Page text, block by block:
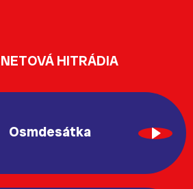
HITRÁDIA
Osmdesátka